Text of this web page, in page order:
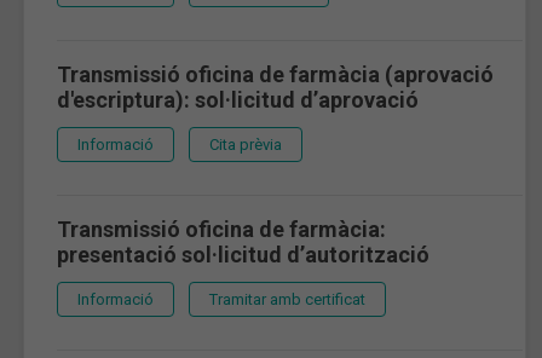
Transmissió oficina de farmàcia (aprovació
d'escriptura): sol·licitud d’aprovació
Informació Cita prèvia
Transmissió oficina de farmàcia:
presentació sol·licitud d’autorització
Informació Tramitar amb certificat